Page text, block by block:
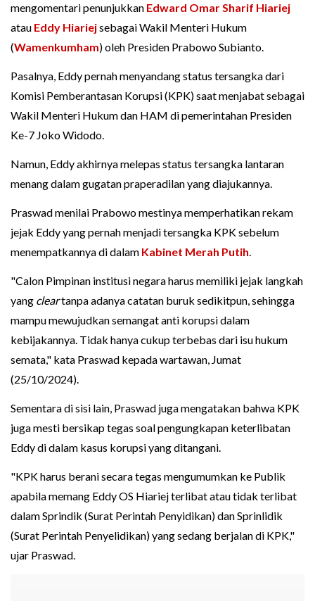
mengomentari penunjukkan Edward Omar Sharif Hiariej
atau Eddy Hiariejsebagai Wakil Menteri Hukum
(Wamenkumham) oleh Presiden Prabowo Subianto.
Pasalnya, Eddy pernah menyandang status tersangka dari
Komisi Pemberantasan Korupsi (KPK) saat menjabat sebagai
Wakil Menteri Hukum dan HAM di pemerintahan Presiden
Ke-7 Joko Widodo.
Namun, Eddy akhirnya melepas status tersangka lantaran
menang dalam gugatan praperadilan yang diajukannya.
Praswad menilai Prabowo mestinya memperhatikan rekam
jejak Eddy yang pernah menjadi tersangka KPK sebelum
menempatkannya di dalam Kabinet Merah Putih.
"Calon Pimpinan institusi negara harus memiliki jejak langkah
yang cleartanpa adanya catatan buruk sedikitpun, sehingga
mampu mewujudkan semangat anti korupsi dalam
kebijakannya. Tidak hanya cukup terbebas dari isu hukum
semata," kata Praswad kepada wartawan, Jumat
(25/10/2024).
Sementara di sisi lain, Praswad juga mengatakan bahwa KPK
juga mesti bersikap tegas soal pengungkapan keterlibatan
Eddy di dalam kasus korupsi yang ditangani.
"KPK harus berani secara tegas mengumumkan ke Publik
apabila memang Eddy OS Hiariej terlibat atau tidak terlibat
dalam Sprindik (Surat Perintah Penyidikan) dan Sprinlidik
(Surat Perintah Penyelidikan) yang sedang berjalan di KPK,"
ujar Praswad.